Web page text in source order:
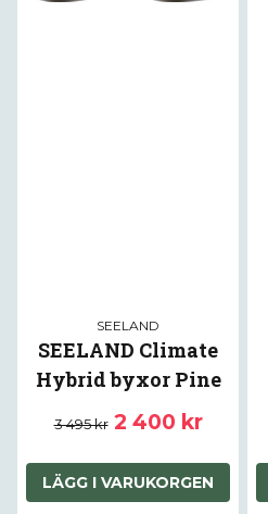
SEELAND
SEELAND Climate
Hybrid byxor Pine
green
3 495 kr 2 400 kr
LÄGG I VARUKORGEN